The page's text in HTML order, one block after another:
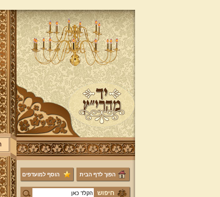
הפוך לדף הבית הוסף למועדפים
חיפוש